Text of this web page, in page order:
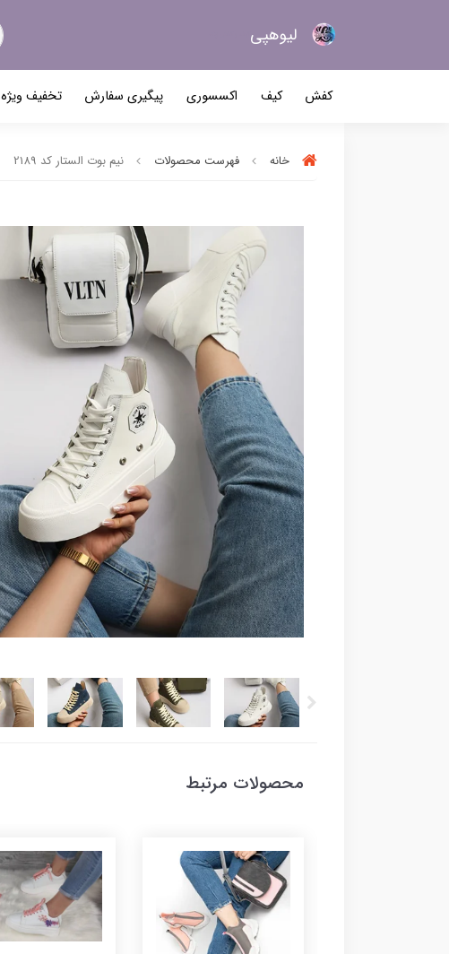
لیو‌هپی
کفش کیف اکسسوری پیگیری سفارش تخفیف ویژه
خانه فهرست محصولات نیم بوت الستار کد 2189
محصولات مرتبط